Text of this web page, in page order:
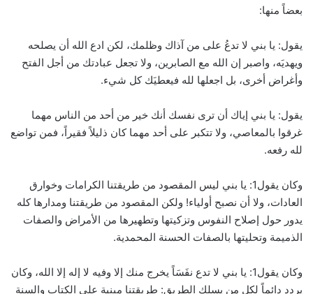
بعضاً منها:
يقول: يا بني لا تدعُ على من آذاك وظلمك، لكن ادع الله أن يصلحه
ويهديَه، واصبر إن الله مع الصابرين، ولا تجعل عبادتك من أجل الفتح
وأغراض أخرى، بل اجعلها لله فيعطيَك كل شيء.
يقول: يا بني إياك أن ترى نفسك أنك خير من أحد من الناس مهما
غرقوا بالمعاصي، ولا تتكبر على أحد مهما كان ذليلاً فقيراً، فمن تواضع
لله رفعه.
وكان يقول1: يا بني ليس المقصود من طريقتنا الكرامات وخوارق
العادات، ولا أن نصبح أولياء! ولكن المقصود من طريقتنا ومدارها كله
يدور حول إصلاح النفوس وتزكيتها وتطهيرها من الأمراض والصفات
الذميمة وتحليتها بالصفات الحسنة المحمدية.
وكان يقول1: يا بني لا تدع نفَسَاً يخرج منك إلا وفيه لا إله إلا الله، وكان
يردد دائماً لكل من يسلك الطريق: طريقتنا مبنية على الكتاب والسنة